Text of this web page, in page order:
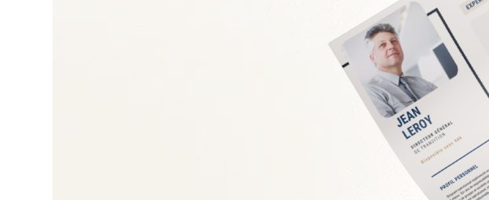
Lecture et sécurisation du modèle économique
Gouvernance et pilotage exécutif
Leadership opérationnel
Gestion de situations sensibles
Conduite du changement
Transmission et continuité